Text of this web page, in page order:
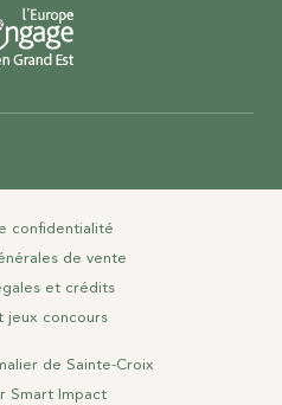
confidentialité
de vente
et crédits
jeux concours
de Sainte-Croix
Smart Impact